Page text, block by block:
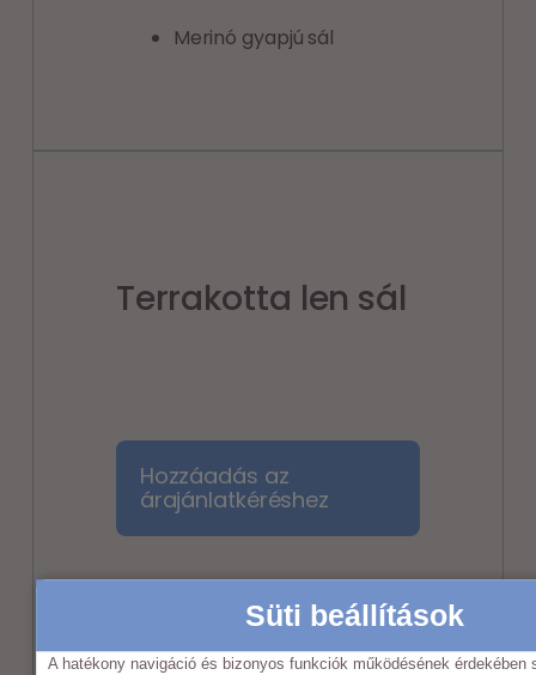
Merinó gyapjú sál
Terrakotta len sál
Hozzáadás az
árajánlatkéréshez
Sálak,
Süti beállítások
A hatékony navigáció és bizonyos funkciók működésének érdekében